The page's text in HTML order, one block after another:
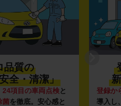
品質の
全・清潔」
24項目の車両点検と
菌を徹底。安心感と
登録か
導入し